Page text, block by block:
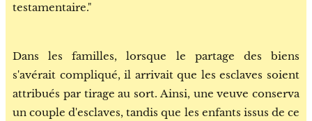
testamentaire."
Dans les familles, lorsque le partage des biens
s'avérait compliqué, il arrivait que les esclaves soient
attribués par tirage au sort. Ainsi, une veuve conserva
un couple d'esclaves, tandis que les enfants issus de ce